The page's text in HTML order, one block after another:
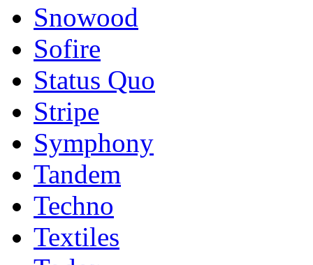
Snowood
Sofire
Status Quo
Stripe
Symphony
Tandem
Techno
Textiles